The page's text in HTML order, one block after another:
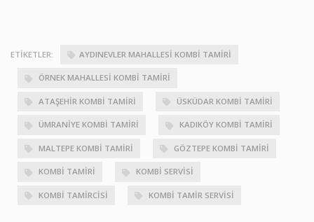
ETIKETLER: AYDINEVLER MAHALLESI KOMBI TAMIRI
ÖRNEK MAHALLESI KOMBI TAMIRI
ATAŞEHIR KOMBI TAMIRI ÜSKÜDAR KOMBI TAMIRI
ÜMRANIYE KOMBI TAMIRI KADIKÖY KOMBI TAMIRI
MALTEPE KOMBI TAMIRI GÖZTEPE KOMBI TAMIRI
KOMBI TAMIRI KOMBI SERVISI
KOMBI TAMIRCISI KOMBI TAMIR SERVISI